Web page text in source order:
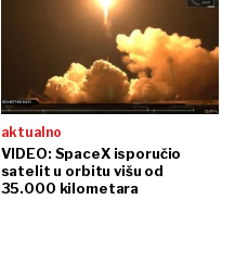
aktualno
VIDEO: SpaceX isporučio
satelit u orbitu višu od
35.000 kilometara